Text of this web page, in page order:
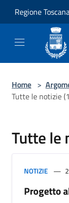
Regione
Home >
Tutte le notizie
Tutte le
NOTIZIE
Progetto